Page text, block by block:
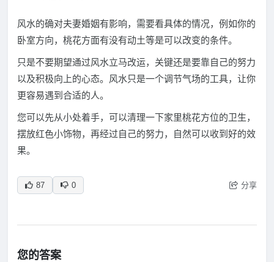
风水的确对夫妻婚姻有影响，需要看具体的情况，例如你的
卧室方向，桃花方面有没有动土等是可以改变的条件。
只是不要期望通过风水立马改运，关键还是要靠自己的努力
以及积极向上的心态。风水只是一个调节气场的工具，让你
更容易遇到合适的人。
您可以先从小处着手，可以清理一下家里桃花方位的卫生，
摆放红色小饰物，再经过自己的努力，自然可以收到好的效
果。
87 0 分享
您的答案